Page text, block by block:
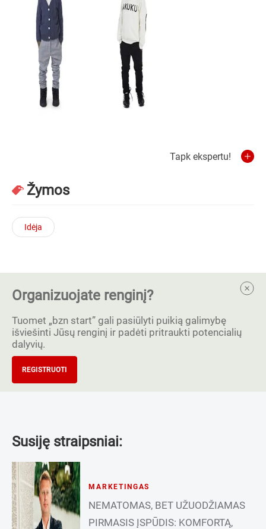
Tapk ekspertu!
Žymos
Idėja
Organizuojate renginį?
Tuomet „bzn start” gali pasiūlyti puikią galimybę
išviešinti Jūsų renginį ir padėti pritraukti potencialių
dalyvių.
REGISTRUOTI
Susiję straipsniai:
MARKETINGAS
NEMATOMAS, BET UŽUODŽIAMAS
PIRMASIS ĮSPŪDIS: KOMFORTĄ,